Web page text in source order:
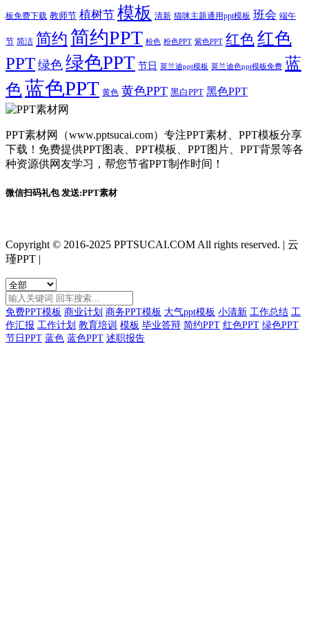
板免费下载 教师节 植树节 模板 清新 猫咪主题通用ppt模板 班会 端午
节 简洁 简约 简约PPT 粉色 粉色PPT 紫色PPT 红色红色
PPT 绿色 绿色PPT 节日 莫兰迪ppt模板 莫兰迪色ppt模板免费 蓝
色蓝色PPT 黄色 黄色PPT 黑白PPT 黑色PPT
PPT素材网（www.pptsucai.com）专注PPT素材、PPT模板分享
下载！免费提供PPT图表、PPT模板、PPT图片、PPT背景等各
种资源供网友学习，帮您节省PPT制作时间！
微信扫码礼包 发送:PPT素材
Copyright © 2016-2025 PPTSUCAI.COM All rights reserved. | 云
瑾PPT |
免费PPT模板 商业计划 商务PPT模板 大气ppt模板 小清新 工作总结 工
作汇报 工作计划 教育培训 模板 毕业答辩 简约PPT 红色PPT 绿色PPT
节日PPT 蓝色 蓝色PPT 述职报告